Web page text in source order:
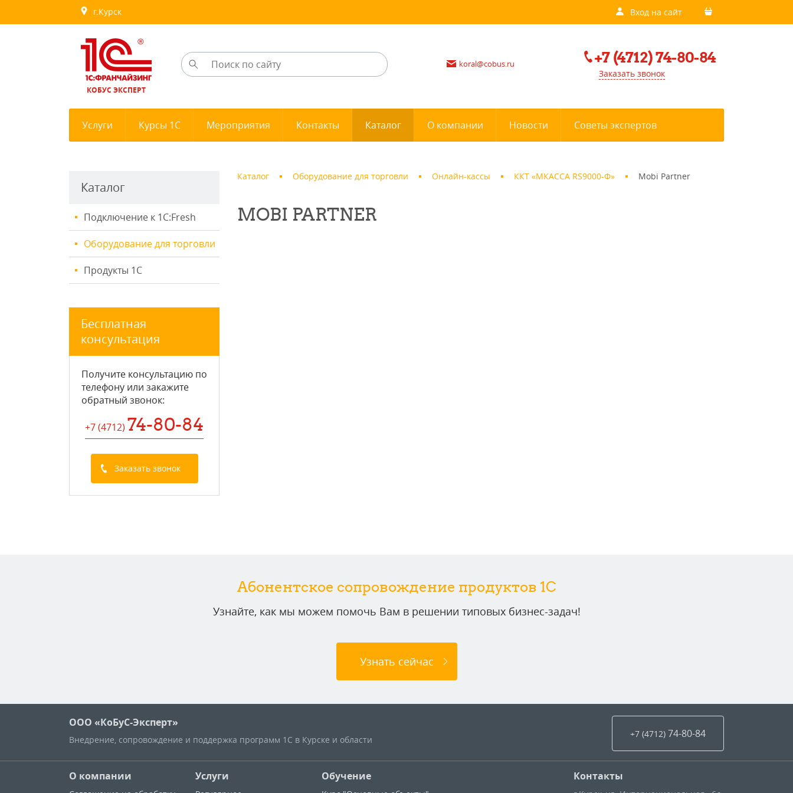
г.Курск Вход на сайт
КОБУС ЭКСПЕРТ
koral@cobus.ru +7 (4712) 74-80-84
Заказать звонок
Услуги Курсы 1С Мероприятия Контакты Каталог О компании Новости Советы экспертов
Каталог
Подключение к 1С:Fresh
Оборудование для торговли
Продукты 1С
Бесплатная
консультация
Получите консультацию по
телефону или закажите
обратный звонок:
+7 (4712) 74-80-84
Заказать звонок
Каталог Оборудование для торговли Онлайн-кассы ККТ «МКАССА RS9000-Ф» Mobi Partner
MOBI PARTNER
Абонентское сопровождение продуктов 1C
Узнайте, как мы можем помочь Вам в решении типовых бизнес-задач!
Узнать сейчас
ООО «КоБуС-Эксперт»
Внедрение, сопровождение и поддержка программ 1С в Курске и области
+7 (4712) 74-80-84
О компании Услуги Обучение Контакты